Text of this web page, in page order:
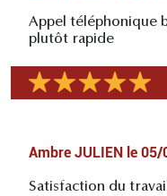
Appel téléphonique
plutôt rapide
Ambre JULIEN le 05/
Satisfaction du